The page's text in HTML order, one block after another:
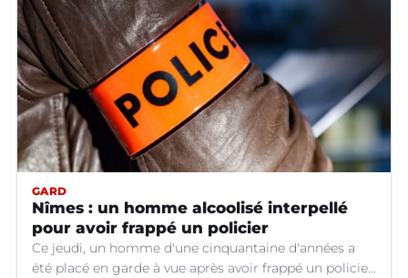
GARD
Nîmes : un homme alcoolisé interpellé
pour avoir frappé un policier
Ce jeudi, un homme d'une cinquantaine d'années a
été placé en garde à vue après avoir frappé un policier